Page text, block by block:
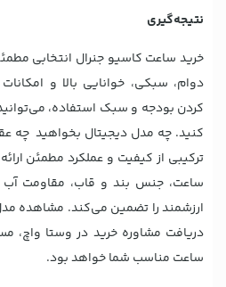
نتیجه‌گیری
خرید ساعت کاسیو جنرال انتخابی
دوام، سبکی، خوانایی بالا و
کردن بودجه و سبک استفاده،
کنید. چه مدل دیجیتال بخواهید چه
ترکیبی از کیفیت و عملکرد مطمئن
ساعت، جنس بند و قاب، مقاومت آب
ارزشمند را تضمین می‌کند. مشاهده
دریافت مشاوره خرید در وستا واچ،
ساعت مناسب شما خواهد بود.